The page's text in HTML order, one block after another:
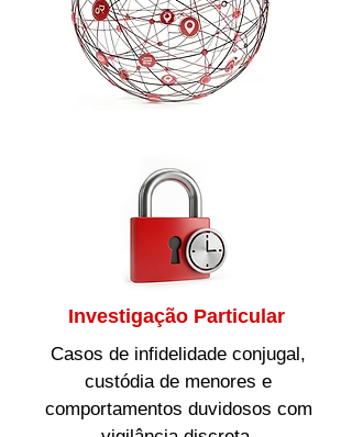
Investigação Particular
Casos de infidelidade conjugal,
custódia de menores e
comportamentos duvidosos com